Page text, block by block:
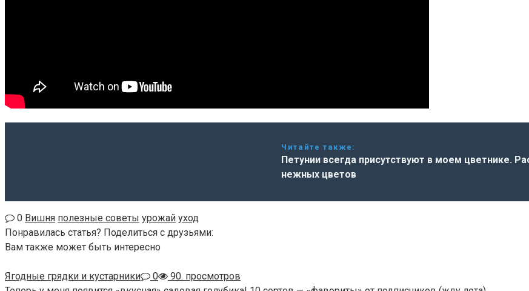
Читайте также:
Петунии всегда присутствуют в моем цветнике.
нежных цветов
0 Вишня полезные советы урожай уход
Понравилась статья? Поделиться с друзьями:
Вам также может быть интересно
Ягодные грядки и кустарники 0
90. просмотров